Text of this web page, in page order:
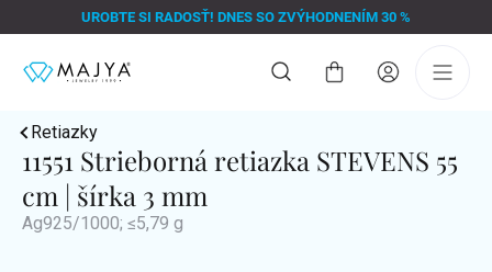
na
UROBTE SI RADOSŤ! DNES SO ZVÝHODNENÍM 30 %
Nákupný
Retiazky
11551 Strieborná retiazka STEVENS 55
cm | šírka 3 mm
Ag925/1000; ≤5,79 g